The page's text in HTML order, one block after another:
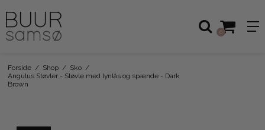
0
Forside / Shop / Sko /
Angulus Støvler - Støvle med lynlås og spænde - Dark
Brown